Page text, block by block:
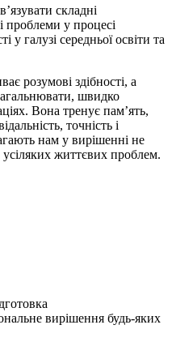
складні
проблеми у процесі
у галузі середньої освіти та
розумові здібності, а
швидко
Вона тренує пам’ять,
точність і
нам у вирішенні не
життєвих проблем.
вирішення будь-яких